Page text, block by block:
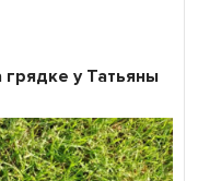
у Татьяны